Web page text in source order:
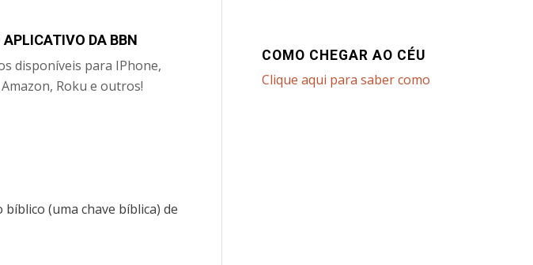
APLICATIVO DA BBN
disponíveis para IPhone,
Roku e outros!
(uma chave bíblica) de
COMO CHEGAR AO CÉU
Clique aqui para saber como